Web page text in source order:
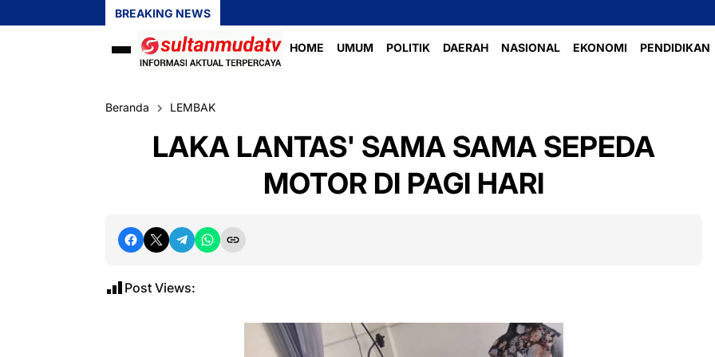
BREAKING NEWS Perlombaan
HOME UMUM POLITIK DAERAH NASIONAL EKONOMI PENDIDIKAN
Beranda LEMBAK
LAKA LANTAS' SAMA SAMA SEPEDA
MOTOR DI PAGI HARI
Post Views: